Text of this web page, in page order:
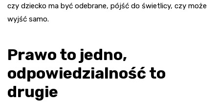
czy dziecko ma być odebrane, pójść do świetlicy, czy może
wyjść samo.
Prawo to jedno,
odpowiedzialność to
drugie